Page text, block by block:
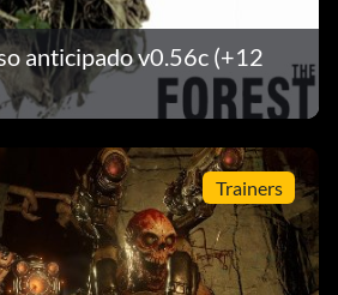
anticipado v0.56c (+12
Trainers